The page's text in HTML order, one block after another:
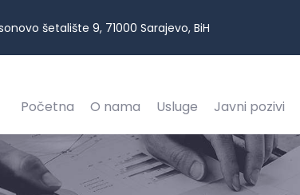
šetalište 9, 71000 Sarajevo, BiH
Početna O nama Usluge Javni pozivi